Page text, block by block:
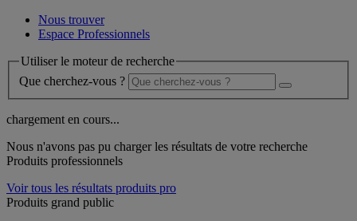
Nous trouver
Espace Professionnels
Utiliser le moteur de recherche
Que cherchez-vous ?
chargement en cours...
Nous n'avons pas pu charger les résultats de votre recherche
Produits professionnels
Voir tous les résultats produits pro
Produits grand public